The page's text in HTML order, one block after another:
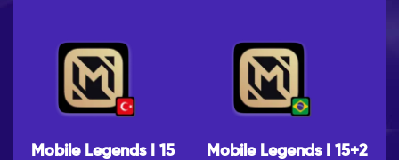
Mobile Legends I 15
Mobile Legends I 15+2